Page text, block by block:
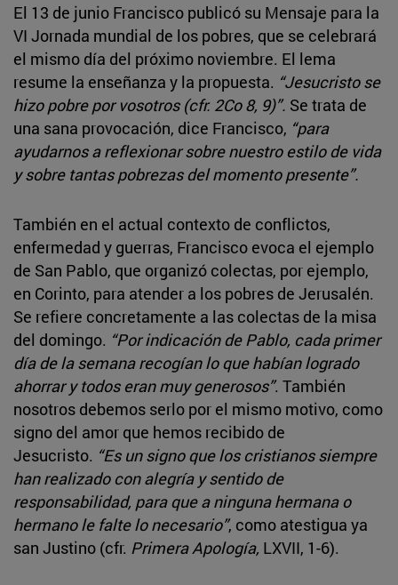
El 13 de junio Francisco publicó su Mensaje para la
VI Jornada mundial de los pobres, que se celebrará
el mismo día del próximo noviembre. El lema
resume la enseñanza y la propuesta. “Jesucristo se
hizo pobre por vosotros (cfr. 2Co 8, 9)”. Se trata de
una sana provocación, dice Francisco, “para
ayudarnos a reflexionar sobre nuestro estilo de vida
y sobre tantas pobrezas del momento presente”.
También en el actual contexto de conflictos,
enfermedad y guerras, Francisco evoca el ejemplo
de San Pablo, que organizó colectas, por ejemplo,
en Corinto, para atender a los pobres de Jerusalén.
Se refiere concretamente a las colectas de la misa
del domingo. “Por indicación de Pablo, cada primer
día de la semana recogían lo que habían logrado
ahorrar y todos eran muy generosos”. También
nosotros debemos serlo por el mismo motivo, como
signo del amor que hemos recibido de
Jesucristo. “Es un signo que los cristianos siempre
han realizado con alegría y sentido de
responsabilidad, para que a ninguna hermana o
hermano le falte lo necesario”, como atestigua ya
san Justino (cfr. Primera Apología, LXVII, 1-6).